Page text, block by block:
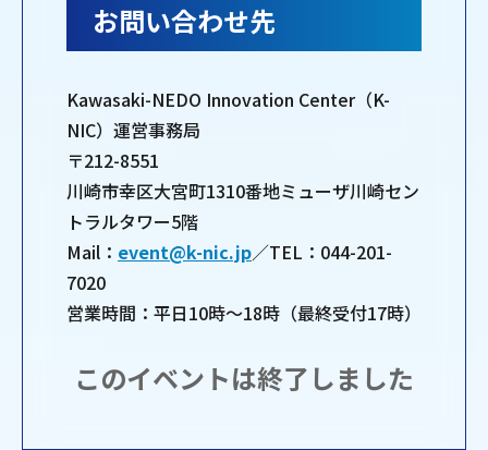
お問い合わせ先
Kawasaki-NEDO Innovation Center（K-
NIC）運営事務局
〒212-8551
川崎市幸区大宮町1310番地ミューザ川崎セン
トラルタワー5階
Mail： event@k-nic.jp／TEL：044-201-
7020
営業時間：平日10時～18時（最終受付17時）
このイベントは終了しました